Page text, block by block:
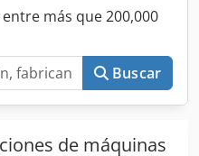
más que 200,000
Buscar
de máquinas